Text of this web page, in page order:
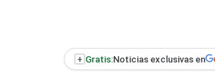
+ Gratis:Noticias exclusivas en